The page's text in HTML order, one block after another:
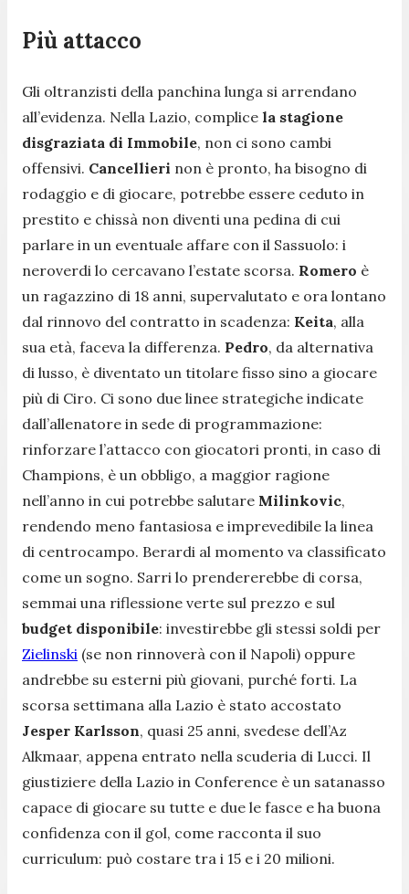
Più attacco
Gli oltranzisti della panchina lunga si arrendano
all’evidenza. Nella Lazio, complice la stagione
disgraziata di Immobile, non ci sono cambi
offensivi. Cancellieri non è pronto, ha bisogno di
rodaggio e di giocare, potrebbe essere ceduto in
prestito e chissà non diventi una pedina di cui
parlare in un eventuale affare con il Sassuolo: i
neroverdi lo cercavano l’estate scorsa. Romero è
un ragazzino di 18 anni, supervalutato e ora lontano
dal rinnovo del contratto in scadenza: Keita, alla
sua età, faceva la differenza. Pedro, da alternativa
di lusso, è diventato un titolare fisso sino a giocare
più di Ciro. Ci sono due linee strategiche indicate
dall’allenatore in sede di programmazione:
rinforzare l’attacco con giocatori pronti, in caso di
Champions, è un obbligo, a maggior ragione
nell’anno in cui potrebbe salutare Milinkovic,
rendendo meno fantasiosa e imprevedibile la linea
di centrocampo. Berardi al momento va classificato
come un sogno. Sarri lo prendererebbe di corsa,
semmai una riflessione verte sul prezzo e sul
budget disponibile: investirebbe gli stessi soldi per
Zielinski (se non rinnoverà con il Napoli) oppure
andrebbe su esterni più giovani, purché forti. La
scorsa settimana alla Lazio è stato accostato
Jesper Karlsson, quasi 25 anni, svedese dell’Az
Alkmaar, appena entrato nella scuderia di Lucci. Il
giustiziere della Lazio in Conference è un satanasso
capace di giocare su tutte e due le fasce e ha buona
confidenza con il gol, come racconta il suo
curriculum: può costare tra i 15 e i 20 milioni.